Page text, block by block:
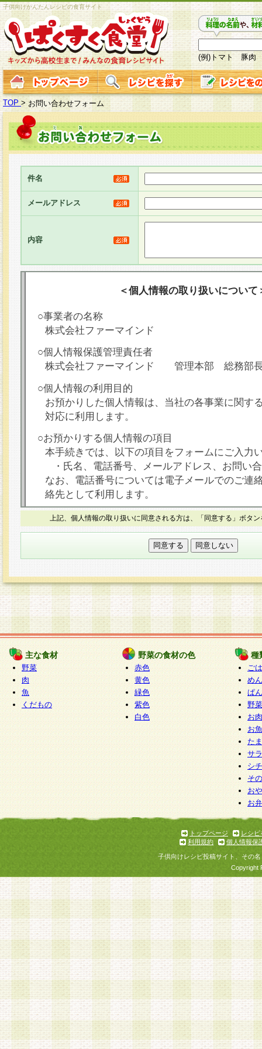
子供向けかんたんレシピの食育サイト
(例)トマト 豚肉
TOP > お問い合わせフォーム
件名
メールアドレス
内容
＜個人情報の取り扱いについて
○事業者の名称
株式会社ファーマインド
○個人情報保護管理責任者
株式会社ファーマインド 管理本部 総務部
○個人情報の利用目的
お預かりした個人情報は、当社の各事業に関す
対応に利用します。
○お預かりする個人情報の項目
本手続きでは、以下の項目をフォームにご入力
・氏名、電話番号、メールアドレス、お問い
なお、電話番号については電子メールでのご連
絡先として利用します。
○本人が容易に認識できない方法による個人情報
本フォームでは、セッション管理のためCookie
○個人情報の第三者提供について
力いただく個人情報は第三者に提供しません。
○個人情報の委託について
個人情報の取り扱いを外部に委託する場合は、
情報管理基準を満たす企業を選定して委託を行
が行われるよう監督します。
○開示対象個人情報の開示等および問い合わせ窓口
本人からの求めにより、当社が本件により取得
報の利用目的の通知・開示・内容の訂正・追加
停止・消去及び第三者への提供の禁止（以下、
といいます。）に応じます。
開示等に応じる窓口は以下になります。
ぱくすく食堂個人情報お客様相談窓口 paku-
m
個人情報を与えることは任意ですが、個人情報
意をいただけない場合には、当社のサービスの
お問い合わせ・ご相談への対応ができない場合
上記、個人情報の取り扱いに同意される方は、「同意する」ボタ
主な食材
野菜
肉
魚
くだもの
野菜の食材の色
赤色
黄色
緑色
紫色
白色
種
ご
めん
ぱん
野
お
お
た
サ
シ
そ
お
お
トップページ
レシピ
利用規約
個人情報保
子供向けレシピ投稿サイト、その
Copyright